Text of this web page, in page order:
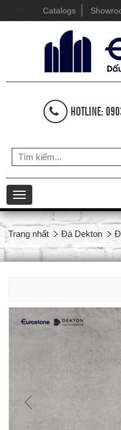
Catalogs
HOTLINE:
Toggle
navigation
Trang nhất Đá Dekton